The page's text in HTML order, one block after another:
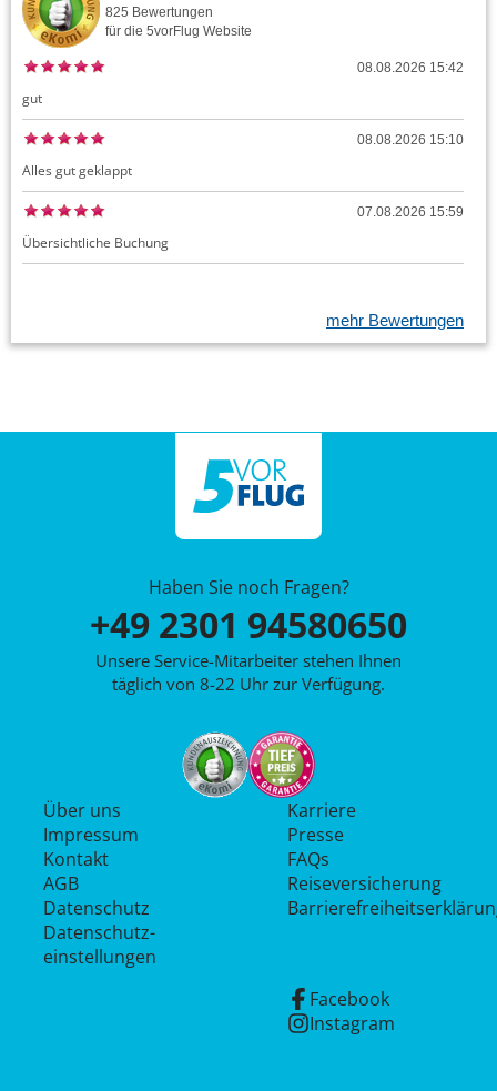
825 Bewertungen
für die 5vorFlug Website
08.08.2026 15:42
gut
08.08.2026 15:10
Alles gut geklappt
07.08.2026 15:59
Übersichtliche Buchung
mehr Bewertungen
Haben Sie noch Fragen?
+49 2301 94580650
Unsere Service-Mitarbeiter stehen Ihnen
täglich von 8-22 Uhr zur Verfügung.
Über uns
Impressum
Kontakt
AGB
Datenschutz
Datenschutz­
einstellungen
Karriere
Presse
FAQs
Reiseversicherung
Facebook
Instagram